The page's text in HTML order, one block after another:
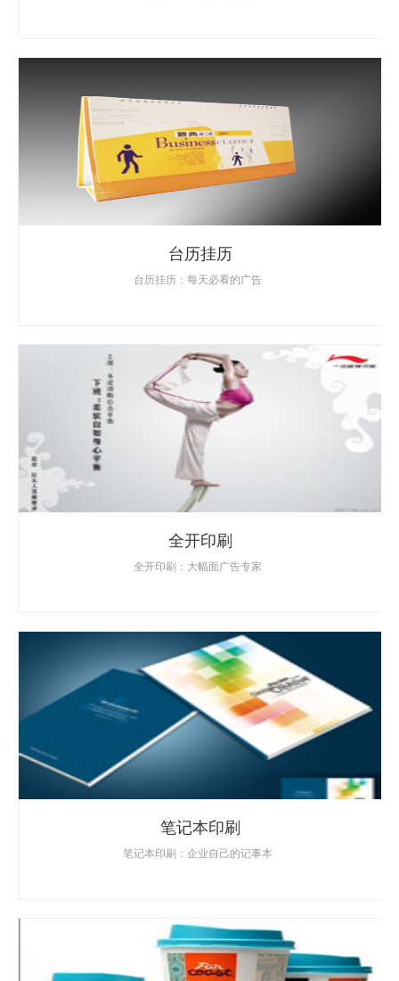
台历挂历
台历挂历：每天必看的广告
全开印刷
全开印刷：大幅面广告专家
笔记本印刷
笔记本印刷：企业自己的记事本